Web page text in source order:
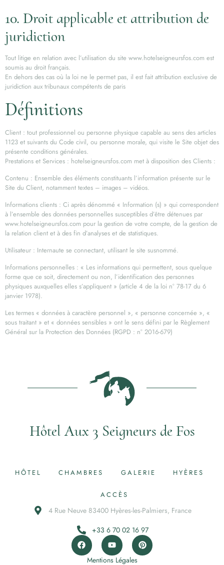
10. Droit applicable et attribution de
juridiction
Tout litige en relation avec l’utilisation du site www.hotelseigneursfos.com est
soumis au droit français.
En dehors des cas où la loi ne le permet pas, il est fait attribution exclusive de
juridiction aux tribunaux compétents de paris
Définitions
Client : tout professionnel ou personne physique capable au sens des articles
1123 et suivants du Code civil, ou personne morale, qui visite le Site objet des
présente conditions générales.
Prestations et Services : hotelseigneursfos.com met à disposition des Clients :
Contenu : Ensemble des éléments constituants l’information présente sur le
Site du Client, notamment textes – images – vidéos.
Informations clients : Ci après dénommé « Information (s) » qui correspondent
à l’ensemble des données personnelles susceptibles d’être détenues par
www.hotelseigneursfos.com pour la gestion de votre compte, de la gestion de
la relation client et à des fin d’analyses et de statistiques.
Utilisateur : Internaute se connectant, utilisant le site susnommé.
Informations personnelles : « Les informations qui permettent, sous quelque
forme que ce soit, directement ou non, l’identification des personnes
physiques auxquelles elles s’appliquent » (article 4 de la loi n° 78-17 du 6
janvier 1978).
Les termes « données à caractère personnel », « personne concernée », «
sous traitant » et « données sensibles » ont le sens défini par le Règlement
Général sur la Protection des Données (RGPD : n° 2016-679)
Hôtel Aux 3 Seigneurs de Fos
HÔTEL CHAMBRES GALERIE HYÈRES
ACCÈS
4 Rue Neuve 83400 Hyères-les-Palmiers, France
+33 6 70 02 16 97
Mentions Légales